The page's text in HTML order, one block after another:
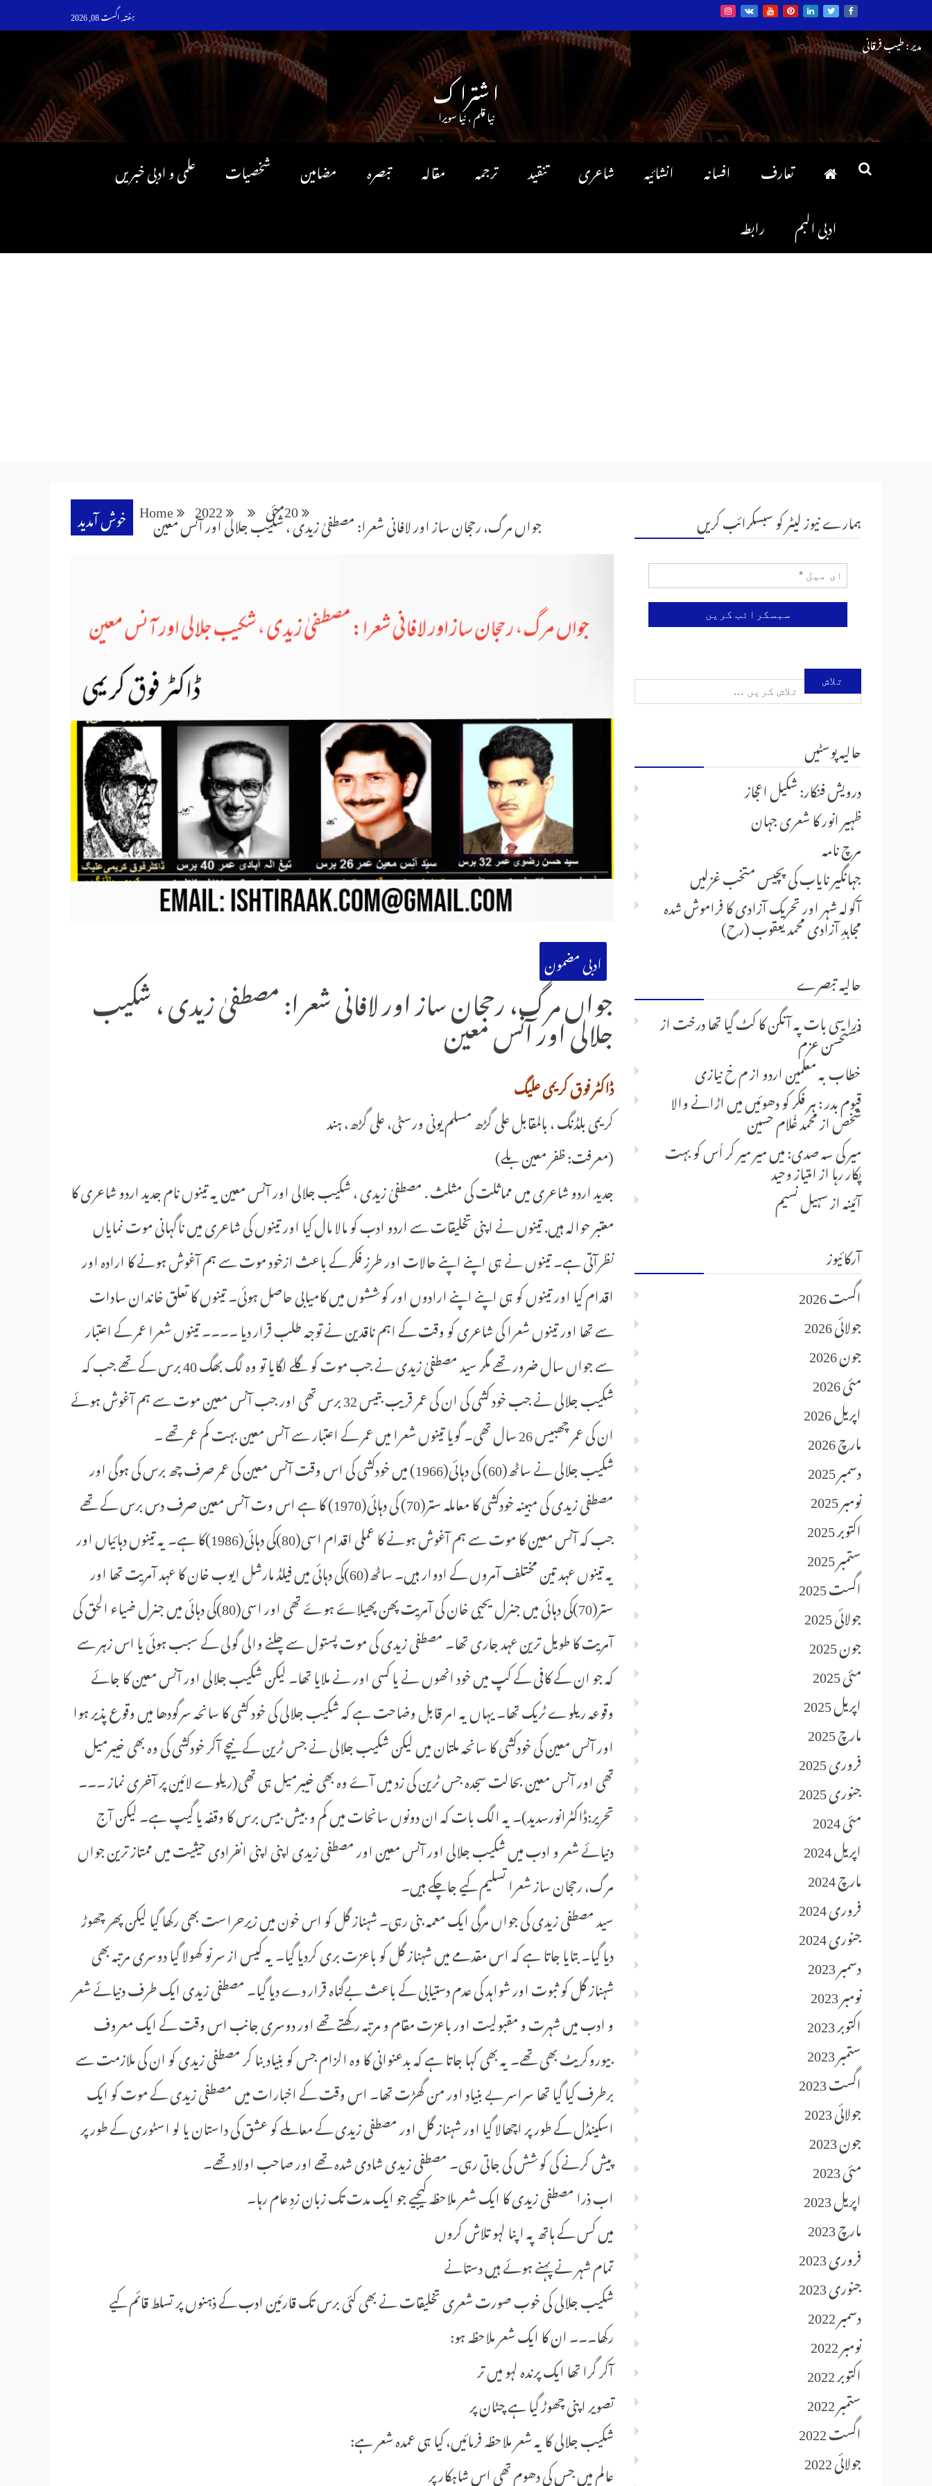
to
content
ہفتہ, اگست 08, 2026
مدیر : طیب فرقانی
ا شترا ک
نیا قلم ، نیا سویرا
تعارف افسانہ انشائیہ شاعری تنقید ترجمہ مقالہ تبصرہ مضامین شخصیات
علمی و ادبی خبریں
ادبی البم
رابطہ
خوش آمدید Home 2022 مئی20
جواں مرگ، رحجان ساز اور لافانی شعرا: مصطفیٰ زیدی ، شکیب جلالی اور آنس معین
ادبی مضمون
جواں مرگ، رحجان ساز اور لافانی شعرا: مصطفیٰ زیدی ، شکیب
جلالی اور آنس معین
ڈاکٹر فوق کریمی علیگ
کریمی بلڈنگ ، بالمقابل علی گڑھ مسلم یونی ورسٹی، علی گڑھ، ہند
(معرفت: ظفر معین بلے)
جدید اردو شاعری میں مماثلت کی مثلث . مصطفیٰ زیدی ، شکیب جلالی اور آنس معین یہ تینوں نام جدید اردو شاعری کا
معتبر حوالہ ہیں. تینوں نے اپنی تخلیقات سے اردو ادب کو مالا مال کیا اور تینوں کی شاعری میں ناگہانی موت نمایاں
نظرآتی ہے۔ تینوں نے ہی اپنے اپنے حالات اور طرزِ فکر کے باعث ازخود موت سے ہم آغوش ہونے کا ارادہ اور
اقدام کیا اور تینوں کو ہی اپنے اپنے ارادوں اور کوششوں میں کامیابی حاصل ہوئی۔ تینوں کا تعلق خاندان سادات
سے تھا اور تینوں شعرا کی شاعری کو وقت کے اہم ناقدین نے توجہ طلب قرار دیا ۔۔۔۔ تینوں شعرا عمر کے اعتبار
سے جواں سال ضرور تھے مگر سید مصطفیٰ زیدی نے جب موت کو گلے لگایا تو وہ لگ بھگ 40 برس کے تھے جب کہ
شکیب جلالی نے جب خود کشی کی ان کی عمر قریب بتیس 32 برس تھی اور جب آنس معین موت سے ہم آغوش ہوئے
ان کی عمر چھبیس 26 سال تھی۔ گویا تینوں شعرا میں عمر کے اعتبار سے آنس معین بہت کم عمر تھے ۔
شکیب جلالی نے ساٹھ(60) کی دہائی(1966) میں خودکشی کی اس وقت آنس معین کی عمر صرف چھ برس کی ہوگی اور
مصطفی زیدی کی مبینہ خودکشی کا معاملہ ستر(70) کی دہائی(1970) کا ہے اس وت آنس معین صرف دس برس کے تھے
جب کہ آنس معین کا موت سے ہم آغوش ہونے کا عملی اقدام اسی(80)کی دہائی(1986)کا ہے۔ یہ تینوں دہائیاں اور
یہ تینوں عہد تین مختلف آمروں کے ادوار ہیں۔ ساٹھ(60)کی دہائی میں فیلڈ مارشل ایوب خان کا عہد آمریت تھا اور
ستر(70)کی دہائی میں جنرل یحیی خان کی آمریت پھن پھیلاۓ ہوۓ تھی اور اسی(80)کی دہائی میں جنرل ضیاء الحق کی
آمریت کا طویل ترین عہد جاری تھا۔ مصطفی زیدی کی موت پستول سے چلنے والی گولی کے سبب ہوئی یا اس زہر سے
کہ جو ان کے کافی کے کپ میں خود انھوں نے یا کسی اور نے ملایا تھا۔ لیکن شکیب جلالی اور آنس معین کا جائے
وقوعہ ریلوے ٹریک تھا۔ یہاں یہ امر قابل وضاحت ہے کہ شکیب جلالی کی خود کشی کا سانحہ سرگودھا میں وقوع پذیر ہوا
اور آنس معین کی خودکشی کا سانحہ ملتان میں لیکن شکیب جلالی نے جس ٹرین کے نیچے آکر خودکشی کی وہ بھی خیبرمیل
تھی اور آنس معین بحالت سجدہ جس ٹرین کی زد میں آۓ وہ بھی خیبرمیل ہی تھی(ریلوے لائین پر آخری نماز ۔۔۔
تحریر:ڈاکٹرانورسدید)۔ یہ الگ بات کہ ان دونوں سانحات میں کم و بیش بیس برس کا وقفہ یا گیپ ہے۔ لیکن آج
دنیائے شعر و ادب میں شکیب جلالی اور آنس معین اور مصطفی زیدی اپنی اپنی انفرادی حیثیت میں ممتاز ترین جواں
مرگ، رحجان ساز شعرا تسلیم کیے جاچکے ہیں۔
سید مصطفی زیدی کی جواں مرگی ایک معمہ بنی رہی۔ شہناز گل کو اس خون میں زیرحراست بھی رکھا گیا لیکن پھر چھوڑ
دیا گیا۔ بتایا جاتا ہے کہ اس مقدمے میں شہناز گل کو باعزت بری کردیا گیا۔ یہ کیس از سر نو کھولا گیا دوسری مرتبہ بھی
شہناز گل کو ثبوت اور شواہد کی عدم دستیابی کے باعث بےگناہ قرار دے دیا گیا۔ مصطفی زیدی ایک طرف دنیائے شعر
و ادب میں شہرت و مقبولیت اور باعزت مقام و مرتبہ رکھتے تھے اور دوسری جانب اس وقت کے ایک معروف
بیوروکریٹ بھی تھے۔ یہ بھی کہا جاتا ہے کہ بدعنوانی کا وہ الزام جس کو بنیاد بنا کر مصطفی زیدی کو ان کی ملازمت سے
برطرف کیا گیا تھا سراسر بے بنیاد اور من گھڑت تھا۔ اس وقت کے اخبارات میں مصطفی زیدی کے موت کو ایک
اسکینڈل کے طور پر اچھالا گیا اور شہناز گل اور مصطفی زیدی کے معاملے کو عشق کی داستان یا لو اسٹوری کے طور پر
پیش کرنے کی کوشش کی جاتی رہی۔ مصطفی زیدی شادی شدہ تھے اور صاحب اولاد تھے۔
اب ذرا مصطفی زیدی کا ایک شعر ملاحظہ کیجیے جو ایک مدت تک زبان زدِ عام رہا۔
میں کس کے ہاتھ پہ اپنا لہو تلاش کروں
تمام شہر نے پہنے ہوئے ہیں دستانے
شکیب جلالی کی خوب صورت شعری تخلیقات نے بھی کئی برس تک قارئین ادب کے ذہنوں پر تسلط قائم کیے
رکھا۔۔۔ ان کا ایک شعر ملاحظہ ہو:
آکر گرا تھا ایک پرندہ لہو میں تر
تصویر اپنی چھوڑ گیا ہے چٹان پر
شکیب جلالی کا یہ شعر ملاحظہ فرمائیں، کیا ہی عمدہ شعر ہے:
عالم میں جس کی دھوم تھی اس شاہکار پر
ہمارے نیوز لیٹر کو سبسکرائب کریں
تلاش
برائے:
حالیہ پوسٹیں
درویش فنکار: شکیل اعجاز
ظہیر انور کا شعری جہان
مرچ نامہ
جہانگیر نایاب کی پچیس متخب غزلیں
آکولہ شہر اور تحریک آزادی کا فراموش شدہ
مجاہدِ آزادی محمد یعقوب (رح)
حالیہ تبصرے
ذرا سی بات پہ آنگن کا کٹ گیا تھا درختاز
مستحسن عزم
خطاب بہ معلمین اردوازم خ نیازی
قیوم بدر : ہر فکر کو دھوئیں میں اڑانے والا
شخصازمحمد غُلام حسین
میر کی سہ صدی: میں میر میر کر اُس کو بہت
پکار رہاازامتیاز وحید
آئینہازسہیل نسیم
آرکائیوز
اگست 2026
جولائی 2026
جون 2026
مئی 2026
اپریل 2026
مارچ 2026
دسمبر 2025
نومبر 2025
اکتوبر 2025
ستمبر 2025
اگست 2025
جولائی 2025
جون 2025
مئی 2025
اپریل 2025
مارچ 2025
فروری 2025
جنوری 2025
مئی 2024
اپریل 2024
مارچ 2024
فروری 2024
جنوری 2024
دسمبر 2023
نومبر 2023
اکتوبر 2023
ستمبر 2023
اگست 2023
جولائی 2023
جون 2023
مئی 2023
اپریل 2023
مارچ 2023
فروری 2023
جنوری 2023
دسمبر 2022
نومبر 2022
اکتوبر 2022
ستمبر 2022
اگست 2022
جولائی 2022